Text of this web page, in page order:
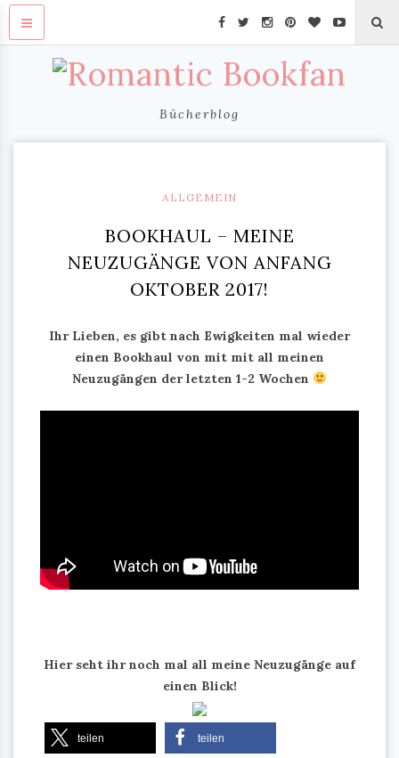
Bücherblog
ALLGEMEIN
BOOKHAUL – MEINE
NEUZUGÄNGE VON ANFANG
OKTOBER 2017!
Ihr Lieben, es gibt nach Ewigkeiten mal wieder
einen Bookhaul von mit mit all meinen
Neuzugängen der letzten 1-2 Wochen
Hier seht ihr noch mal all meine Neuzugänge auf
einen Blick!
teilen teilen